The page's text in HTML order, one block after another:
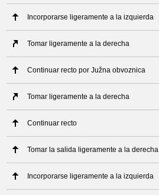
Incorporarse ligeramente a la izquierda
Tomar ligeramente a la derecha
Continuar recto por Južna obvoznica
Tomar ligeramente a la derecha
Continuar recto
Tomar la salida ligeramente a la derecha
Incorporarse ligeramente a la izquierda